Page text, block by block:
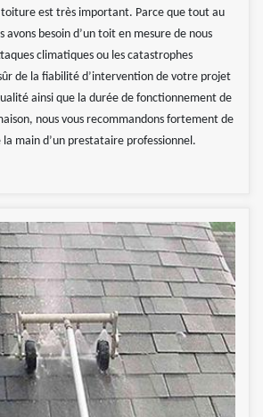
est très important. Parce que tout au
avons besoin d’un toit en mesure de nous
climatiques ou les catastrophes
de la fiabilité d’intervention de votre projet
ainsi que la durée de fonctionnement de
nous vous recommandons fortement de
main d’un prestataire professionnel.